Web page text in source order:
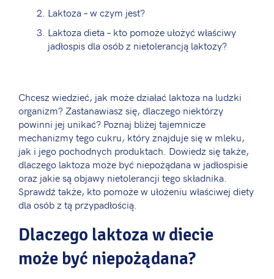
Laktoza – w czym jest?
Laktoza dieta – kto pomoże ułożyć właściwy
jadłospis dla osób z nietolerancją laktozy?
Chcesz wiedzieć, jak może działać laktoza na ludzki
organizm? Zastanawiasz się, dlaczego niektórzy
powinni jej unikać? Poznaj bliżej tajemnicze
mechanizmy tego cukru, który znajduje się w mleku,
jak i jego pochodnych produktach. Dowiedz się także,
dlaczego laktoza może być niepożądana w jadłospisie
oraz jakie są objawy nietolerancji tego składnika.
Sprawdź także, kto pomoże w ułożeniu właściwej diety
dla osób z tą przypadłością.
Dlaczego laktoza w diecie
może być niepożądana?